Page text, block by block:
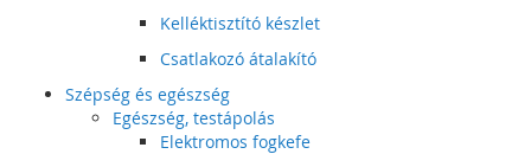
Kelléktisztító készlet
Csatlakozó átalakító
Szépség és egészség
Egészség, testápolás
Elektromos fogkefe